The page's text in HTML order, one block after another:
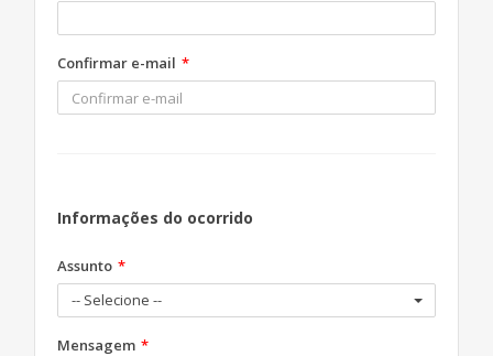
Confirmar e-mail
Informações do ocorrido
Assunto
-- Selecione --
Mensagem